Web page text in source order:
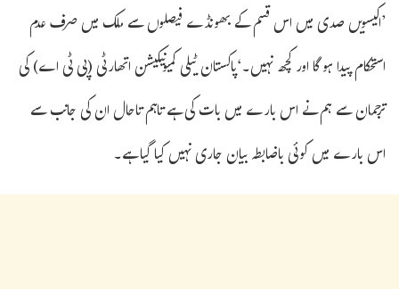
’اکیسویں صدی میں اس قسم کے بھونڈے فیصلوں سے ملک میں صرف عدم
استحکام پیدا ہو گا اور کچھ نہیں۔‘پاکستان ٹیلی کمیونیکیشن اتھارٹی (پی ٹی اے) کی
ترجمان سے ہم نے اس بارے میں بات کی ہے تاہم تاحال ان کی جانب سے
اس بارے میں کوئی باضابطہ بیان جاری نہیں کیا گیا ہے۔